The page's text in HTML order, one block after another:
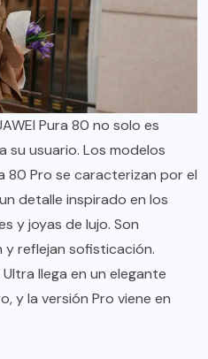
Pura 80 no solo es
su usuario. Los modelos
80 Pro se caracterizan por el
detalle inspirado en los
y joyas de lujo. Son
reflejan sofisticación.
Ultra llega en un elegante
y la versión Pro viene en